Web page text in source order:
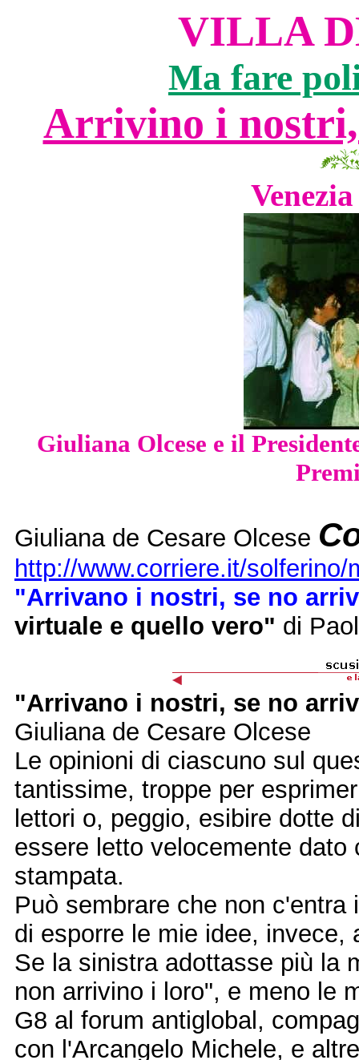
VILLA
Ma fare
Arrivino i
Giuliana Olcese e il
Giuliana de Cesare Olcese
http://www.corriere.it/
"Arrivano i nostri, se no
virtuale e quello vero" di
"Arrivano i nostri, se no
Giuliana de Cesare Olcese
Le opinioni di ciascuno sul
tantissime, troppe per
lettori o, peggio, esibire dotte
essere letto velocemente
stampata.
Può sembrare che non
di esporre le mie idee,
Se la sinistra adottasse più la
non arrivino i loro", e meno le
G8 al forum antiglobal,
con l'Arcangelo Michele, e